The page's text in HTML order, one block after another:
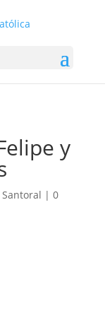
y
Santoral | 0